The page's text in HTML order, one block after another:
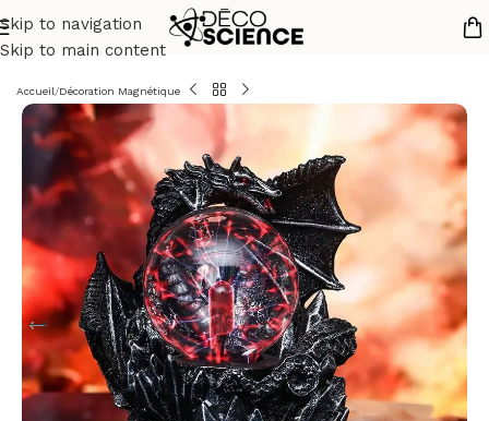
Skip to navigation
Skip to main content
Accueil/Décoration Magnétique